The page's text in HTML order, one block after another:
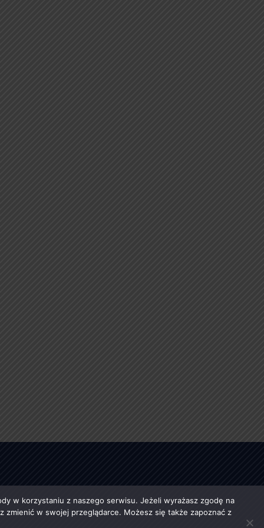
w korzystaniu z naszego serwisu. Jeżeli wyrażasz zgodę na
w swojej przeglądarce. Możesz się także zapoznać z